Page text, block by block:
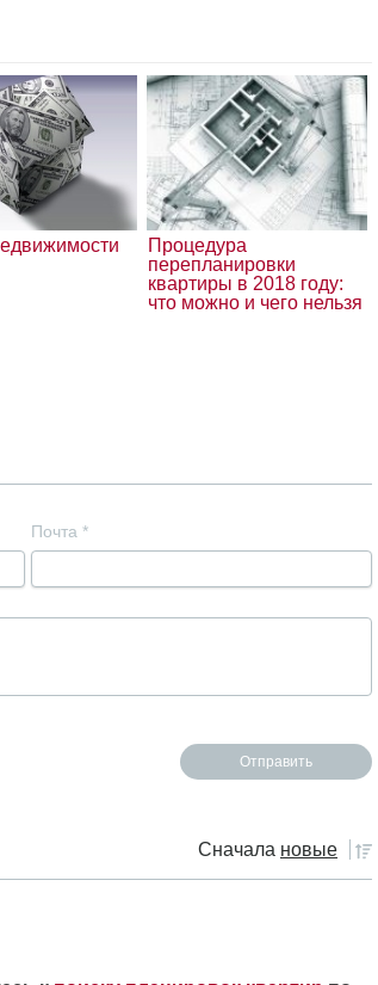
Процедура
перепланировки
квартиры в 2018 году:
что можно и чего нельзя
Почта *
Сначала новые